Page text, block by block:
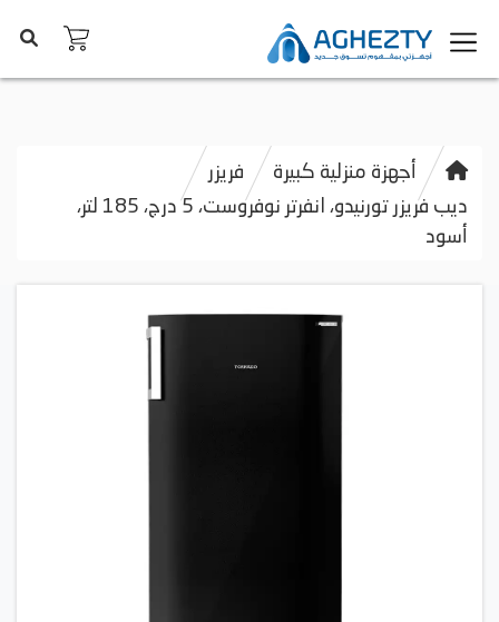
أجهزة منزلية كبيرة
فريزر
ديب فريزر تورنيدو، انفرتر نوفروست، 5 درج، 185 لتر،
أسود